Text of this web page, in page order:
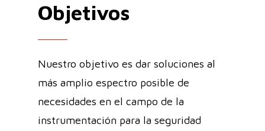
Objetivos
Nuestro objetivo es dar soluciones al
más amplio espectro posible de
necesidades en el campo de la
instrumentación para la seguridad